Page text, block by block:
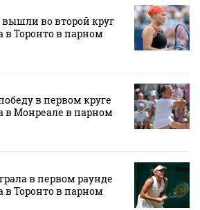
во второй круг
в Торонто в парном
в первом круге
в Монреале в парном
в первом раунде
в Торонто в парном